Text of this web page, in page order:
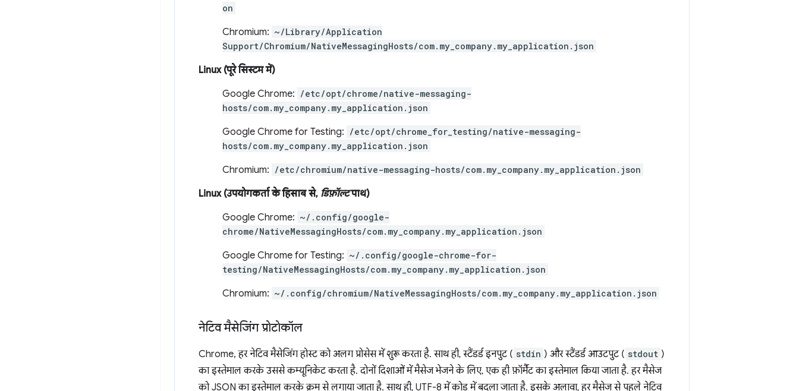
on
Chromium: ~/Library/Application
Support/Chromium/NativeMessagingHosts/com.my_company.my_application.json
Linux (पूरे सिस्टम में)
Google Chrome: /etc/opt/chrome/native-messaging-
hosts/com.my_company.my_application.json
Google Chrome for Testing: /etc/opt/chrome_for_testing/native-messaging-
hosts/com.my_company.my_application.json
Chromium: /etc/chromium/native-messaging-hosts/com.my_company.my_application.json
Linux (उपयोगकर्ता के हिसाब से, डिफ़ॉल्टपाथ)
Google Chrome: ~/.config/google-
chrome/NativeMessagingHosts/com.my_company.my_application.json
Google Chrome for Testing: ~/.config/google-chrome-for-
testing/NativeMessagingHosts/com.my_company.my_application.json
Chromium: ~/.config/chromium/NativeMessagingHosts/com.my_company.my_application.json
नेटिव मैसेजिंग प्रोटोकॉल
Chrome, हर नेटिव मैसेजिंग होस्ट को अलग प्रोसेस में शुरू करता है. साथ ही, स्टैंडर्ड इनपुट ( stdin ) और स्टैंडर्ड आउटपुट ( stdout )
का इस्तेमाल करके उससे कम्यूनिकेट करता है. दोनों दिशाओं में मैसेज भेजने के लिए, एक ही फ़ॉर्मैट का इस्तेमाल किया जाता है. हर मैसेज
को JSON का इस्तेमाल करके क्रम से लगाया जाता है. साथ ही, UTF-8 में कोड में बदला जाता है. इसके अलावा, हर मैसेज से पहले नेटिव